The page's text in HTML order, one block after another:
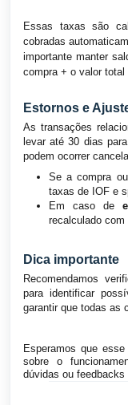
Essas taxas são
cobradas
importante manter
compra + o valor total
Estornos e
As transações
levar até 30 dias
podem ocorrer
Se a compra
taxas de IOF e
Em caso de
recalculado
Dica importante
Recomendamos
para identificar
garantir que todas as
Esperamos que
sobre o
dúvidas ou feedbacks